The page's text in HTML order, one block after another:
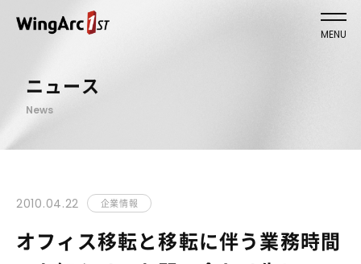
MENU
ニュース
News
2010.04.22 企業情報
オフィス移転と移転に伴う業務時間